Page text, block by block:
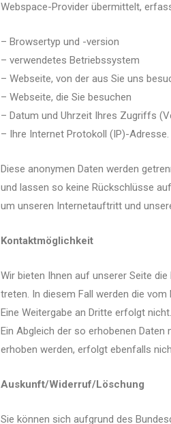
Webspace-Provider übermittelt,
– Browsertyp und -version
– verwendetes Betriebssystem
– Webseite, von der aus Sie uns
– Webseite, die Sie besuchen
– Datum und Uhrzeit Ihres Zugriffs
– Ihre Internet Protokoll (IP)-Adresse.
Diese anonymen Daten werden
und lassen so keine Rückschlüsse
um unseren Internetauftritt und
Kontaktmöglichkeit
Wir bieten Ihnen auf unserer Seite
treten. In diesem Fall werden die
Eine Weitergabe an Dritte erfolgt nicht.
Ein Abgleich der so erhobenen
erhoben werden, erfolgt ebenfalls
Auskunft/Widerruf/Löschung
Sie können sich aufgrund des